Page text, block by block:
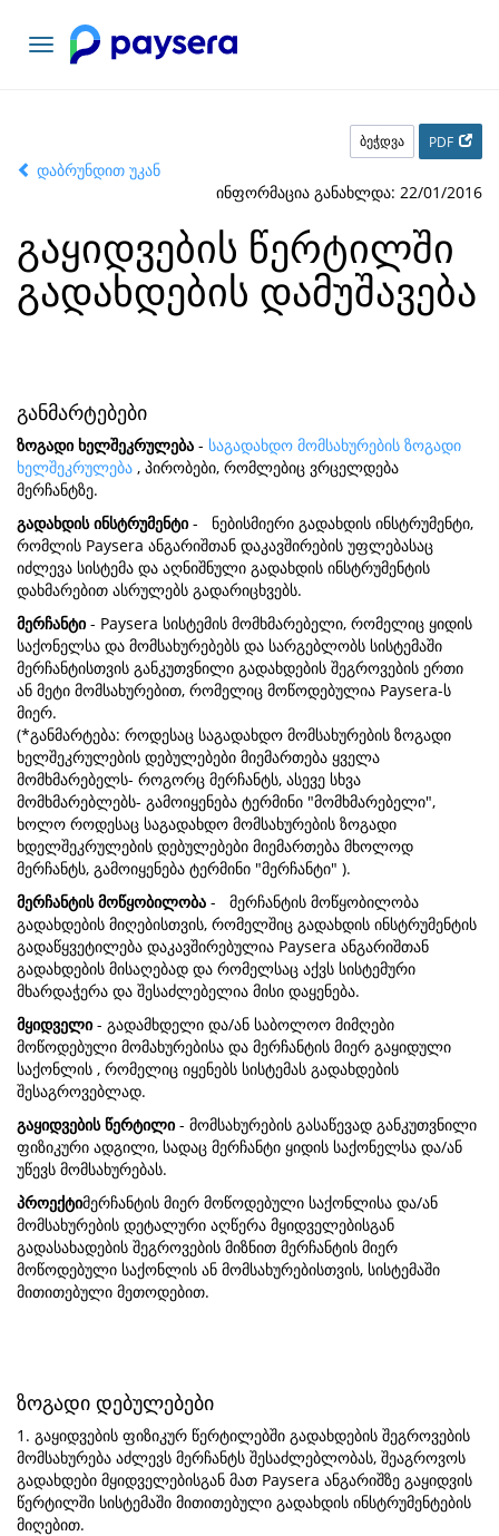
ნავიგაციის
გადართვა
ბეჭდვა PDF
დაბრუნდით უკან
ინფორმაცია განახლდა: 22/01/2016
გაყიდვების წერტილში
გადახდების დამუშავება
განმარტებები
ზოგადი ხელშეკრულება - საგადახდო მომსახურების ზოგადი
ხელშეკრულება , პირობები, რომლებიც ვრცელდება
მერჩანტზე.
გადახდის ინსტრუმენტი - ნებისმიერი გადახდის ინსტრუმენტი,
რომლის Paysera ანგარიშთან დაკავშირების უფლებასაც
იძლევა სისტემა და აღნიშნული გადახდის ინსტრუმენტის
დახმარებით ასრულებს გადარიცხვებს.
მერჩანტი - Paysera სისტემის მომხმარებელი, რომელიც ყიდის
საქონელსა და მომსახურებებს და სარგებლობს სისტემაში
მერჩანტისთვის განკუთვნილი გადახდების შეგროვების ერთი
ან მეტი მომსახურებით, რომელიც მოწოდებულია Paysera-ს
მიერ.
(*განმარტება: როდესაც საგადახდო მომსახურების ზოგადი
ხელშეკრულების დებულებები მიემართება ყველა
მომხმარებელს- როგორც მერჩანტს, ასევე სხვა
მომხმარებლებს- გამოიყენება ტერმინი "მომხმარებელი",
ხოლო როდესაც საგადახდო მომსახურების ზოგადი
ხდელშეკრულების დებულებები მიემართება მხოლოდ
მერჩანტს, გამოიყენება ტერმინი "მერჩანტი" ).
მერჩანტის მოწყობილობა - მერჩანტის მოწყობილობა
გადახდების მიღებისთვის, რომელშიც გადახდის ინსტრუმენტის
გადაწყვეტილება დაკავშირებულია Paysera ანგარიშთან
გადახდების მისაღებად და რომელსაც აქვს სისტემური
მხარდაჭერა და შესაძლებელია მისი დაყენება.
მყიდველი - გადამხდელი და/ან საბოლოო მიმღები
მოწოდებული მომახურებისა და მერჩანტის მიერ გაყიდული
საქონლის , რომელიც იყენებს სისტემას გადახდების
შესაგროვებლად.
გაყიდვების წერტილი - მომსახურების გასაწევად განკუთვნილი
ფიზიკური ადგილი, სადაც მერჩანტი ყიდის საქონელსა და/ან
უწევს მომსახურებას.
პროექტიმერჩანტის მიერ მოწოდებული საქონლისა და/ან
მომსახურების დეტალური აღწერა მყიდველებისგან
გადასახადების შეგროვების მიზნით მერჩანტის მიერ
მოწოდებული საქონლის ან მომსახურებისთვის, სისტემაში
მითითებული მეთოდებით.
ზოგადი დებულებები
1. გაყიდვების ფიზიკურ წერტილებში გადახდების შეგროვების
მომსახურება აძლევს მერჩანტს შესაძლებლობას, შეაგროვოს
გადახდები მყიდველებისგან მათ Paysera ანგარიშზე გაყიდვის
წერტილში სისტემაში მითითებული გადახდის ინსტრუმენტების
მიღებით.